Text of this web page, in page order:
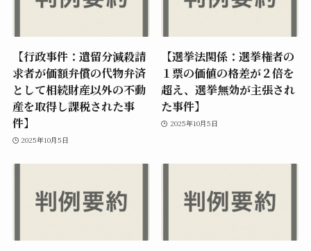
【行政事件：遺留分減殺請
求者が価額弁償の代物弁済
として相続財産以外の不動
産を取得し課税された事
件】
2025年10月5日
【選挙法関係：選挙権者の
１票の価値の格差が２倍を
超え、選挙無効が主張され
た事件】
2025年10月5日